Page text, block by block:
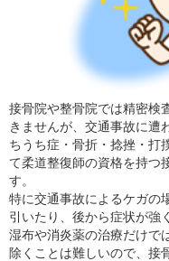
接骨院や整骨院では精密検
きませんが、交通事故に遭
ちうち症・骨折・捻挫・打
て柔道整復師の資格を持つ
す。
特に交通事故によるケガの
引いたり、後から症状が強
湿布や消炎薬の治療だけで
除くことは難しいので、接